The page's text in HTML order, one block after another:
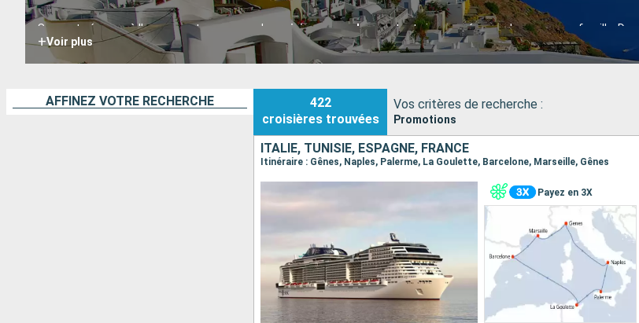
Souvent, réserver à l'avance est synonyme de croisieres pas cher, surtout si vous prévoyez de voyager en famille. De
offrent parfois des tarifs préférentiels pour les enfants, pouvant aller jusqu'à la gratuité. Si vous fêtez un événement
bénéficier de réductions spécifiques et d'avantages à bord.
N'attendez pas, découvrez toutes nos offres de croisieres pas cher et profitez d'une croisière pas cher jusqu'à 60% de
+Voir plus
AFFINEZ VOTRE RECHERCHE
422
croisières trouvées
Vos critères de recherche :
Promotions
ITALIE, TUNISIE, ESPAGNE, FRANCE
Itinéraire : Gênes, Naples, Palerme, La Goulette, Barcelone, Marseille, Gênes
Payez en 3X